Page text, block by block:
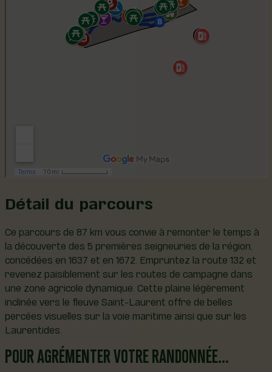
Détail du parcours
Ce parcours de 87 km vous convie à remonter le temps à
la découverte des 5 premières seigneuries de la région,
concédées en 1637 et en 1672. Empruntez la route 132 et
revenez paisiblement sur les routes de campagne dans
une zone agricole dynamique. Cette plaine légèrement
inclinée vers le fleuve Saint-Laurent offre de belles
percées visuelles sur la voie maritime ainsi que sur les
Laurentides.
POUR AGRÉMENTER VOTRE RANDONNÉE…